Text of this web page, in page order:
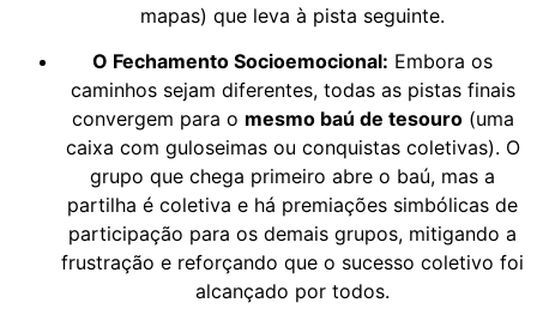
mapas) que leva à pista seguinte.
O Fechamento Socioemocional: Embora os
caminhos sejam diferentes, todas as pistas finais
convergem para o mesmo baú de tesouro(uma
caixa com guloseimas ou conquistas coletivas). O
grupo que chega primeiro abre o baú, mas a
partilha é coletiva e há premiações simbólicas de
participação para os demais grupos, mitigando a
frustração e reforçando que o sucesso coletivo foi
alcançado por todos.